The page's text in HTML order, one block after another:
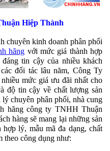
Hiệp Thành
chuyên kinh doanh phân phối
hãng với mức giá thành hợp
tin cậy của nhiều khách
đối tác lâu năm, Công Ty
mức giá ưu đãi nhất cho
độ tin cậy về chất lượng sản
chuyên phân phối, nhà cung
hãng công ty TNHH Thuận
hàng sẽ mang lại những sản
lý, mẫu mã đa dạng, chất
theo công dụng như: